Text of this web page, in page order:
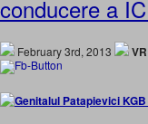
conducere a
February 3rd, 2013 VR